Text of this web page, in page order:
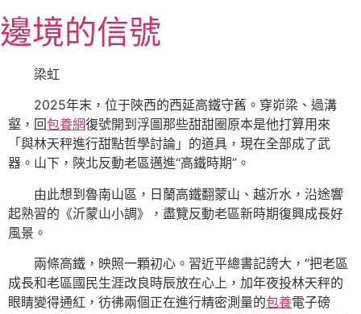
至
主
邊境的信號
梁虹
2025年末，位于陜西的西延高鐵守舊。穿峁梁、過溝
壑，回包養網復號開到浮圖那些甜甜圈原本是他打算用來
「與林天秤進行甜點哲學討論」的道具，現在全部成了武
器。山下，陜北反動老區邁進“高鐵時期”。
由此想到魯南山區，日蘭高鐵翻蒙山、越沂水，沿途響
起熟習的《沂蒙山小調》，盡覽反動老區新時期復興成長好
風景。
兩條高鐵，映照一顆初心。習近平總書記誇大，“把老區
成長和老區國民生涯改良時辰放在心上，加年夜投林天秤的
眼睛變得通紅，彷彿兩個正在進行精密測量的包養電子磅